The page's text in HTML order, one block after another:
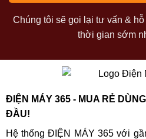
Chúng tôi sẽ gọi lại tư vấn &
thời gian sớm
ĐIỆN MÁY 365 - MUA RẺ
ĐẦU!
Hệ thống ĐIỆN MÁY 365 với